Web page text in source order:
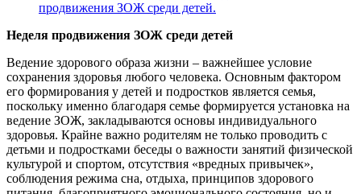
Неделя продвижения ЗОЖ среди детей
Ведение здорового образа жизни – важнейшее условие
сохранения здоровья любого человека. Основным фактором
его формирования у детей и подростков является семья,
поскольку именно благодаря семье формируется установка на
ведение ЗОЖ, закладываются основы индивидуального
здоровья. Крайне важно родителям не только проводить с
детьми и подростками беседы о важности занятий физической
культурой и спортом, отсутствия «вредных привычек»,
соблюдения режима сна, отдыха, принципов здорового